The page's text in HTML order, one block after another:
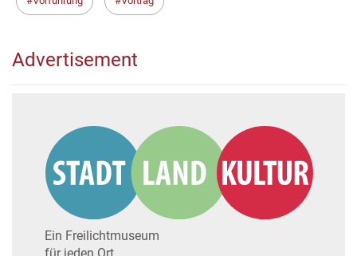
Advertisement
Ein Freilichtmuseum